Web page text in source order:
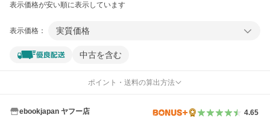
表示価格が安い順に表示しています
表示価格： 実質価格
中古を含む
ポイント・送料の算出方法
ebookjapan ヤフー店 4.65